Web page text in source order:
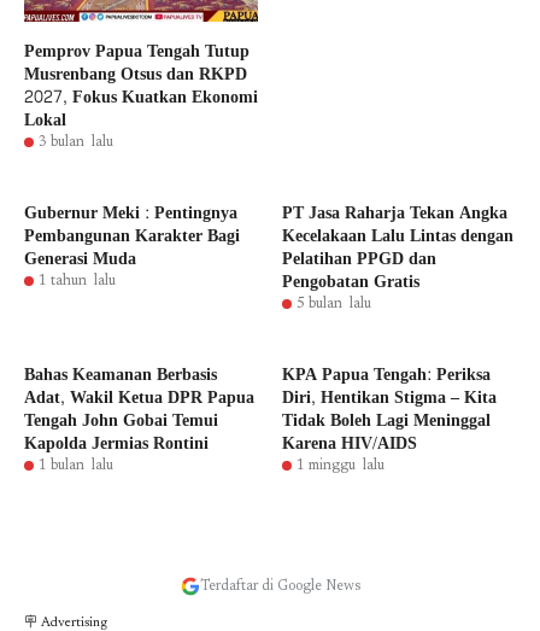
Pemprov Papua Tengah Tutup
Musrenbang Otsus dan RKPD
2027, Fokus Kuatkan Ekonomi
Lokal
3 bulan lalu
Gubernur Meki : Pentingnya
Pembangunan Karakter Bagi
Generasi Muda
1 tahun lalu
PT Jasa Raharja Tekan Angka
Kecelakaan Lalu Lintas dengan
Pelatihan PPGD dan
Pengobatan Gratis
5 bulan lalu
Bahas Keamanan Berbasis
Adat, Wakil Ketua DPR Papua
Tengah John Gobai Temui
Kapolda Jermias Rontini
1 bulan lalu
KPA Papua Tengah: Periksa
Diri, Hentikan Stigma – Kita
Tidak Boleh Lagi Meninggal
Karena HIV/AIDS
1 minggu lalu
Terdaftar di Google News
🪧 Advertising